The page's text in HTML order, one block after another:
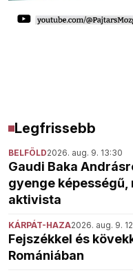
Legfrissebb
BELFÖLD2026. aug. 9. 13:30
Gaudi Baka
gyenge
aktivista
KÁRPÁT-HAZA2026. aug. 9.
Fejszékkel és
Romániában